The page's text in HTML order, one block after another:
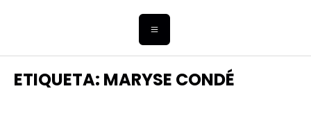
ETIQUETA: MARYSE CONDÉ